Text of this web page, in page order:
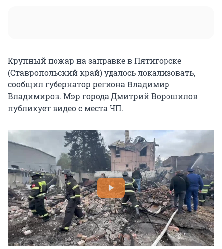
Крупный пожар на заправке в Пятигорске
(Ставропольский край) удалось локализовать,
сообщил губернатор региона Владимир
Владимиров. Мэр города Дмитрий Ворошилов
публикует видео с места ЧП.